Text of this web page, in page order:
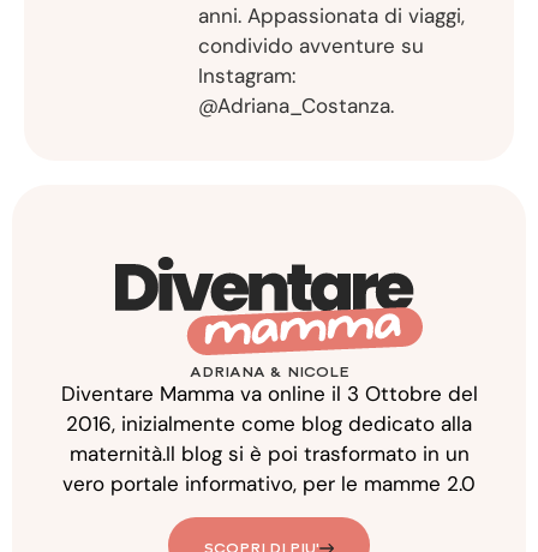
anni. Appassionata di viaggi,
condivido avventure su
Instagram:
@Adriana_Costanza.
ADRIANA & NICOLE
Diventare Mamma va online il 3 Ottobre del
2016, inizialmente come blog dedicato alla
maternità.Il blog si è poi trasformato in un
vero portale informativo, per le mamme 2.0
SCOPRI DI PIU'